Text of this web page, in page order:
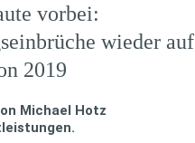
vorbei:
wieder auf
2019
Michael Hotz
.